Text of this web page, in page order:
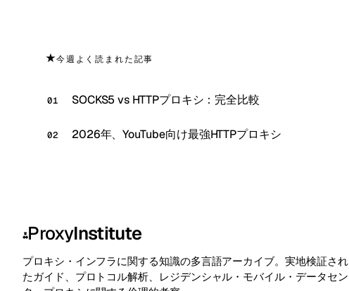
★今週よく読まれた記事
SOCKS5 vs HTTPプロキシ：完全比較
2026年、YouTube向け最強HTTPプロキシ
⁂ProxyInstitute
プロキシ・インフラに関する知識の多言語アーカイブ。実地検証され
たガイド、プロトコル解析、レジデンシャル・モバイル・データセン